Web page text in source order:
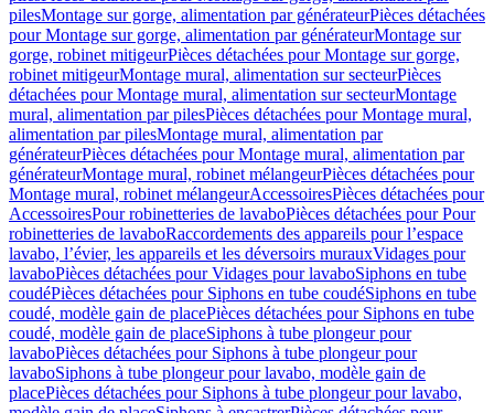
pilesMontage sur gorge, alimentation par générateurPièces détachées
pour Montage sur gorge, alimentation par générateurMontage sur
gorge, robinet mitigeurPièces détachées pour Montage sur gorge,
robinet mitigeurMontage mural, alimentation sur secteurPièces
détachées pour Montage mural, alimentation sur secteurMontage
mural, alimentation par pilesPièces détachées pour Montage mural,
alimentation par pilesMontage mural, alimentation par
générateurPièces détachées pour Montage mural, alimentation par
générateurMontage mural, robinet mélangeurPièces détachées pour
Montage mural, robinet mélangeurAccessoiresPièces détachées pour
AccessoiresPour robinetteries de lavaboPièces détachées pour Pour
robinetteries de lavaboRaccordements des appareils pour l’espace
lavabo, l’évier, les appareils et les déversoirs murauxVidages pour
lavaboPièces détachées pour Vidages pour lavaboSiphons en tube
coudéPièces détachées pour Siphons en tube coudéSiphons en tube
coudé, modèle gain de placePièces détachées pour Siphons en tube
coudé, modèle gain de placeSiphons à tube plongeur pour
lavaboPièces détachées pour Siphons à tube plongeur pour
lavaboSiphons à tube plongeur pour lavabo, modèle gain de
placePièces détachées pour Siphons à tube plongeur pour lavabo,